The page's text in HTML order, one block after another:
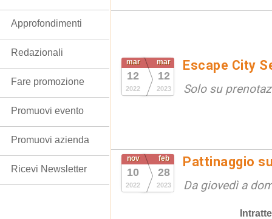
mar
12
2022
mar
12
2023
Escape City
Solo su
nov
10
2022
feb
28
2023
Pattinaggio
Da giovedì a
Approfondimenti
Redazionali
Fare promozione
Promuovi evento
Promuovi azienda
Ricevi Newsletter